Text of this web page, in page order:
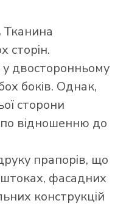
Тканина
сторін.
у двосторонньому
боків. Однак,
сторони
відношенню до
прапорів, що
фасадних
конструкцій